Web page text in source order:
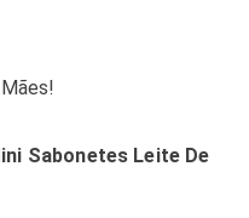
Sabonetes Leite De